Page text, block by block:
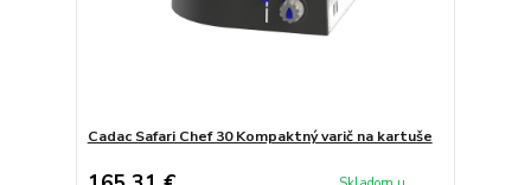
Cadac Safari Chef 30 Kompaktný varič na kartuše